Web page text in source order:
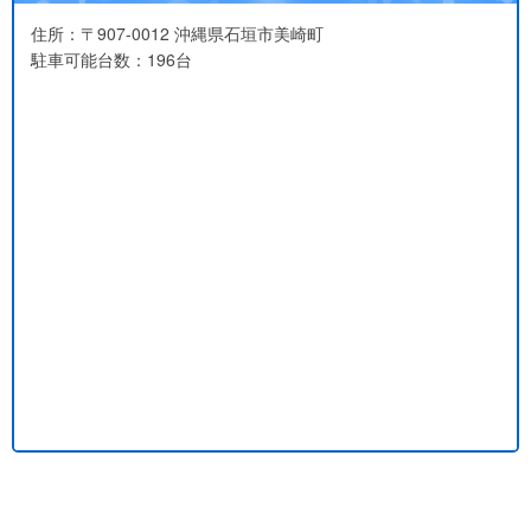
住所：〒907-0012 沖縄県石垣市美崎町
駐車可能台数：196台